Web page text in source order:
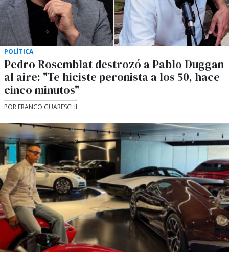
POLÍTICA
Pedro Rosemblat destrozó a Pablo Duggan
al aire: "Te hiciste peronista a los 50, hace
cinco minutos"
POR FRANCO GUARESCHI